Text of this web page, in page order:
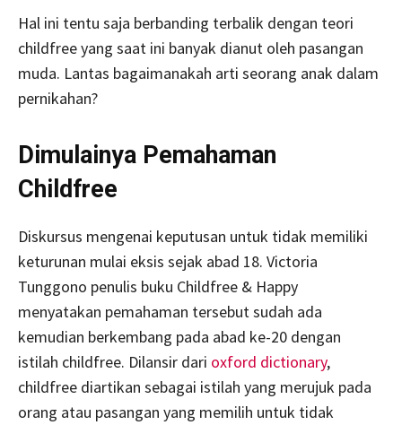
Hal ini tentu saja berbanding terbalik dengan teori
childfree yang saat ini banyak dianut oleh pasangan
muda. Lantas bagaimanakah arti seorang anak dalam
pernikahan?
Dimulainya Pemahaman
Childfree
Diskursus mengenai keputusan untuk tidak memiliki
keturunan mulai eksis sejak abad 18. Victoria
Tunggono penulis buku Childfree & Happy
menyatakan pemahaman tersebut sudah ada
kemudian berkembang pada abad ke-20 dengan
istilah childfree. Dilansir dari oxford dictionary,
childfree diartikan sebagai istilah yang merujuk pada
orang atau pasangan yang memilih untuk tidak